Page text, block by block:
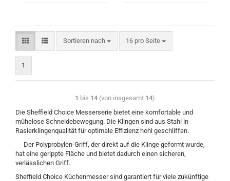
Sortieren nach 16 pro Seite
1
1 bis 14 (von insgesamt 14)
Die Sheffield Choice Messerserie bietet eine komfortable und
mühelose Schneidebewegung. Die Klingen sind aus Stahl in
Rasierklingenqualität für optimale Effizienz hohl geschliffen.
Der Polyprobylen-Griff, der direkt auf die Klinge geformt wurde,
hat eine gerippte Fläche und bietet dadurch einen sicheren,
verlässlichen Griff.
Sheffield Choice Küchenmesser sind garantiert für viele zukünftige